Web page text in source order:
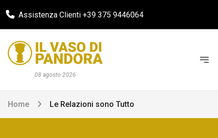
Assistenza Clienti +39 375 9446064
08 agosto 2026
Home Le Relazioni sono Tutto